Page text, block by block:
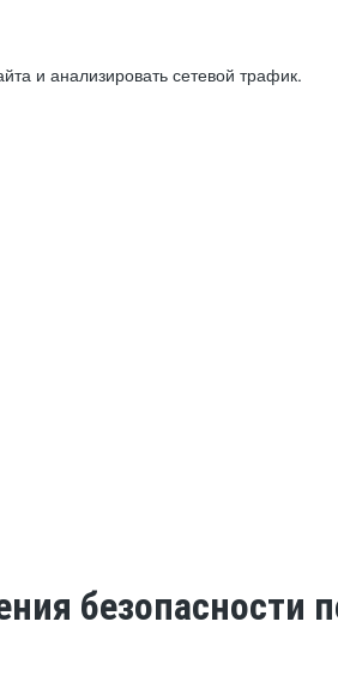
и анализировать сетевой трафик.